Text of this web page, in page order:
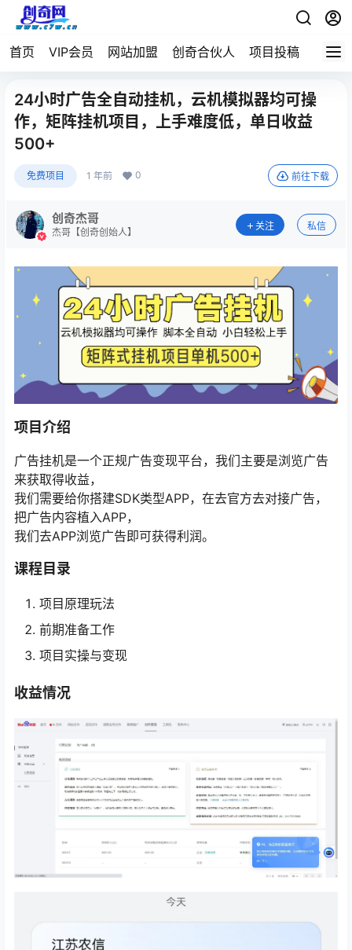
首页 VIP会员 网站加盟 创奇合伙人 项目投稿
24小时广告全自动挂机，云机模拟器均可操
作，矩阵挂机项目，上手难度低，单日收益
500+
免费项目 1 年前 0 前往下载
创奇杰哥
杰哥【创奇创始人】
关注 私信
项目介绍
广告挂机是一个正规广告变现平台，我们主要是浏览广告
来获取得收益，
我们需要给你搭建SDK类型APP，在去官方去对接广告，
把广告内容植入APP，
我们去APP浏览广告即可获得利润。
课程目录
项目原理玩法
前期准备工作
项目实操与变现
收益情况